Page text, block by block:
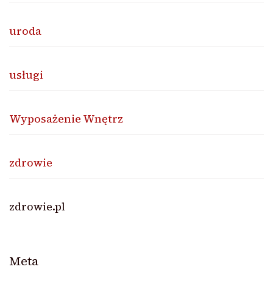
uroda
usługi
Wyposażenie Wnętrz
zdrowie
zdrowie.pl
Meta